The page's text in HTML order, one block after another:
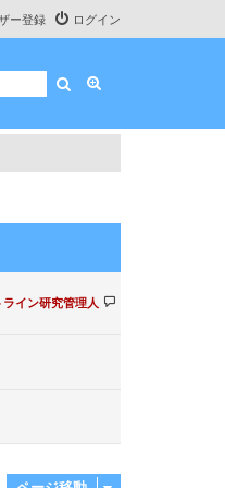
ログイン
ー登録
検索
イン研究管理人